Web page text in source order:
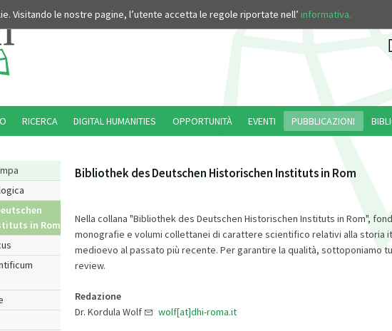
Visitando le nostre pagine, l’utente accetta le regole riportate nell’ informativa.
in Rom
Bibliothek des Deutschen Historischen Instituts in Rom
Nella collana "Bibliothek des Deutschen Historischen Instituts in Rom",
monografie e volumi collettanei di carattere scientifico relativi alla storia
medioevo al passato più recente. Per garantire la qualità, sottoponiamo
review.
Redazione
Dr. Kordula Wolf
wolf[at]dhi-roma.it
RICERCA DIGITAL HUMANITIES OPPORTUNITÀ EVENTI PUBBLICAZIONI